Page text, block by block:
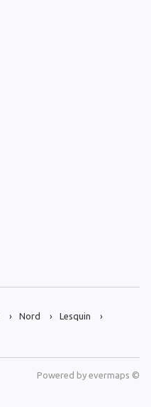
Nord
Lesquin
Powered by evermaps ©